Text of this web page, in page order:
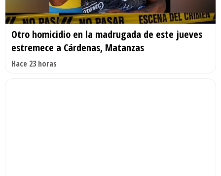
Otro homicidio en la madrugada de este jueves
estremece a Cárdenas, Matanzas
Hace 23 horas